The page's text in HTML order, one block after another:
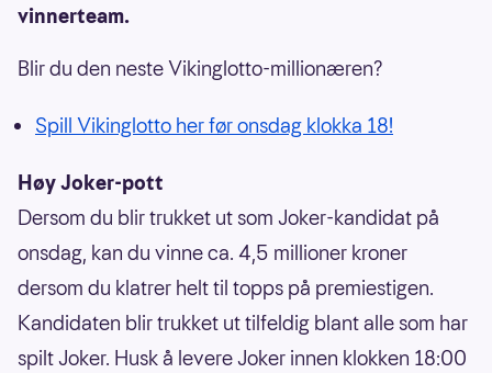
vinnerteam.
Blir du den neste Vikinglotto-millionæren?
Spill Vikinglotto her før onsdag klokka 18!
Høy Joker-pott
Dersom du blir trukket ut som Joker-kandidat på
onsdag, kan du vinne ca. 4,5 millioner kroner
dersom du klatrer helt til topps på premiestigen.
Kandidaten blir trukket ut tilfeldig blant alle som har
spilt Joker. Husk å levere Joker innen klokken 18:00